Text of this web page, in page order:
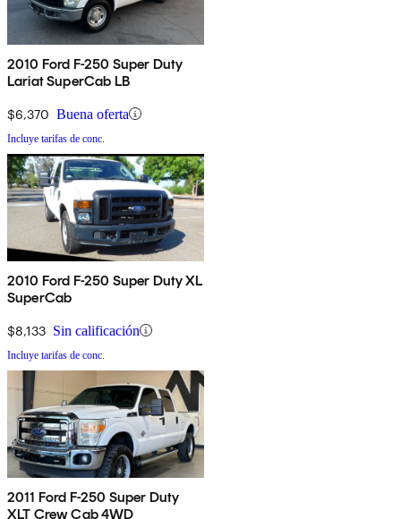
2010 Ford F-250 Super Duty
Lariat SuperCab LB
$6,370 Buena oferta
Incluye tarifas de conc.
2010 Ford F-250 Super Duty XL
SuperCab
$8,133 Sin calificación
Incluye tarifas de conc.
2011 Ford F-250 Super Duty
XLT Crew Cab 4WD